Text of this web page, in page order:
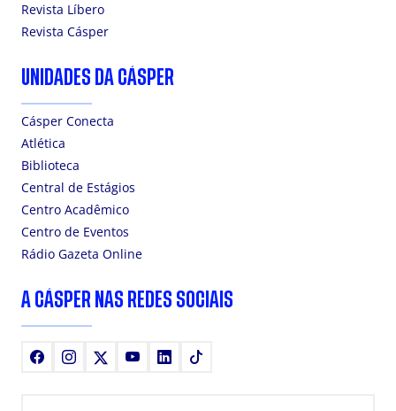
Revista Líbero
Revista Cásper
UNIDADES DA CÁSPER
Cásper Conecta
Atlética
Biblioteca
Central de Estágios
Centro Acadêmico
Centro de Eventos
Rádio Gazeta Online
A CÁSPER NAS REDES SOCIAIS
FacebookInstagram YoutubeLinkedIn